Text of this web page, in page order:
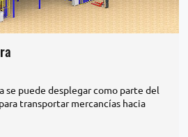
se puede desplegar como parte del
transportar mercancías hacia